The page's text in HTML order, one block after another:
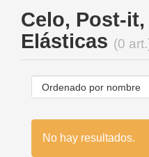
Celo, Post-
Elásticas (0
No hay resultados.